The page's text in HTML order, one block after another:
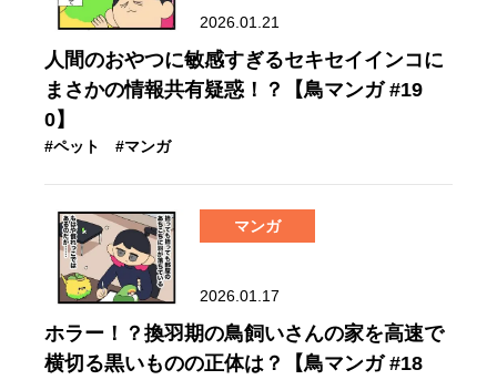
2026.01.21
人間のおやつに敏感すぎるセキセイインコに
まさかの情報共有疑惑！？【鳥マンガ #19
0】
#ペット #マンガ
マンガ
2026.01.17
ホラー！？換羽期の鳥飼いさんの家を高速で
横切る黒いものの正体は？【鳥マンガ #18